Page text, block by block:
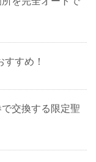
すすめ！
で交換する限定聖